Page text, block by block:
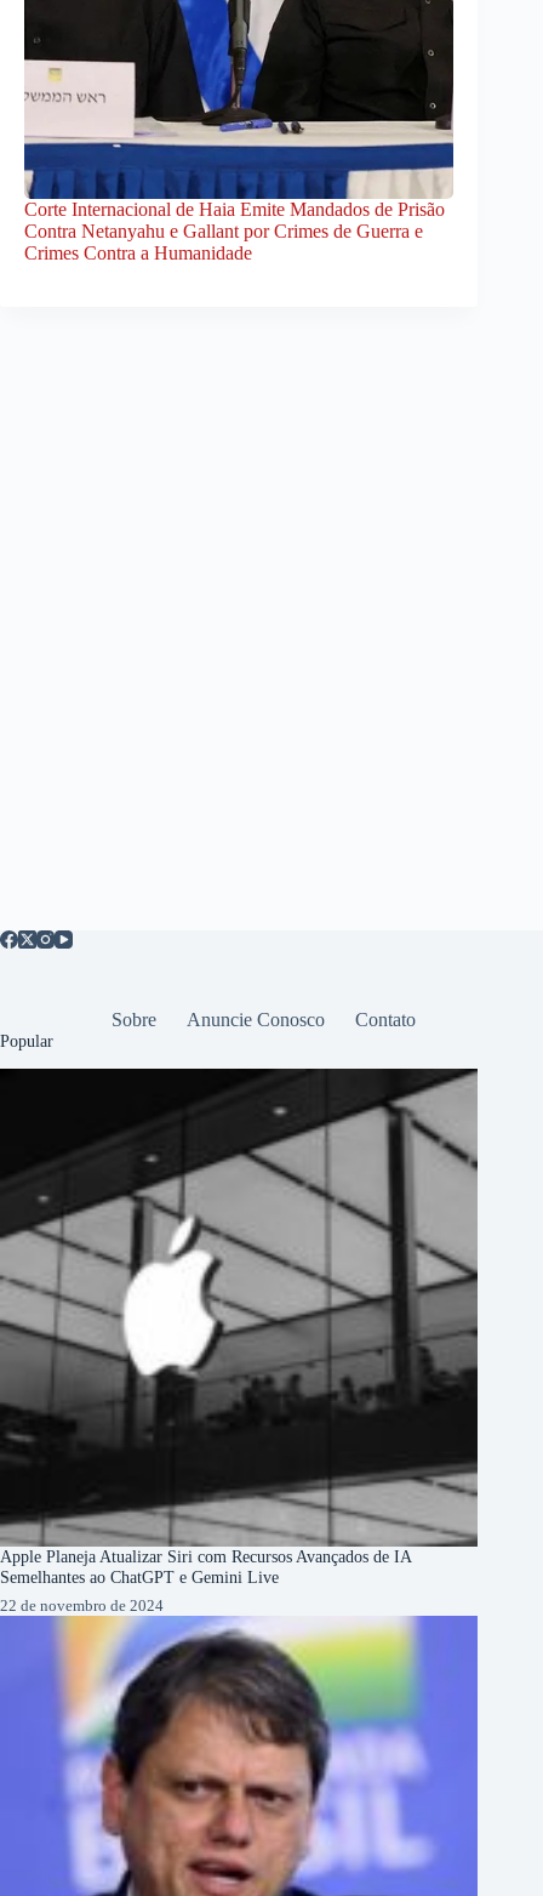
Corte Internacional de Haia Emite Mandados de Prisão
Contra Netanyahu e Gallant por Crimes de Guerra e
Crimes Contra a Humanidade
Sobre Anuncie Conosco Contato
Popular
Apple Planeja Atualizar Siri com Recursos Avançados de IA
Semelhantes ao ChatGPT e Gemini Live
22 de novembro de 2024